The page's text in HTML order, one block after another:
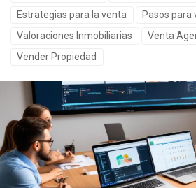
Estrategias para la venta
Pasos para
Valoraciones Inmobiliarias
Venta
Vender Propiedad